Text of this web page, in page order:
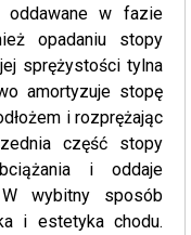
oddawane w fazie
opadaniu stopy
sprężystości tylna
amortyzuje stopę
i rozprężając
część stopy
i oddaje
wybitny sposób
i estetyka chodu.